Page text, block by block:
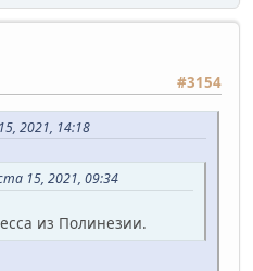
#3154
2021, 14:18
15, 2021, 09:34
из Полинезии.